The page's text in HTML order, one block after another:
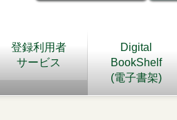
登録利用者
サービス
Digital
BookShelf
(電子書架)